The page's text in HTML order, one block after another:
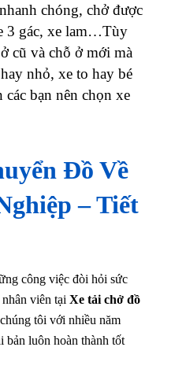
chóng, chở được
3 gác, xe lam…Tùy
cũ và chỗ ở mới mà
nhỏ, xe to hay bé
bạn nên chọn xe
Đồ Về
– Tiết
công việc đòi hỏi sức
viên tại Xe tải chở đồ
tôi với nhiều năm
bản luôn hoàn thành tốt